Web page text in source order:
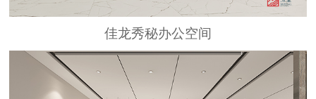
佳龙秀秘办公空间